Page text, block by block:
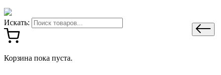
Искать:
Корзина пока пуста.